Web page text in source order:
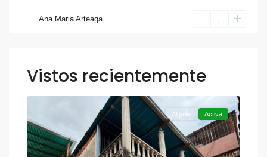
Ana Maria Arteaga
Vistos recientemente
Otra,
Valencia
Alquiler Activa